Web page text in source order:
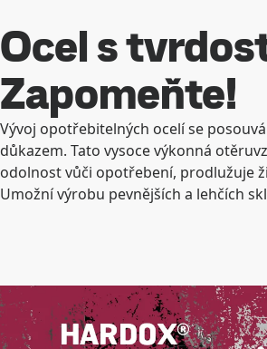
Ocel s
Zapomeňte!
Vývoj opotřebitelných ocelí se
důkazem. Tato vysoce výkonná
odolnost vůči opotřebení, prodlužuje
Umožní výrobu pevnějších a lehčích